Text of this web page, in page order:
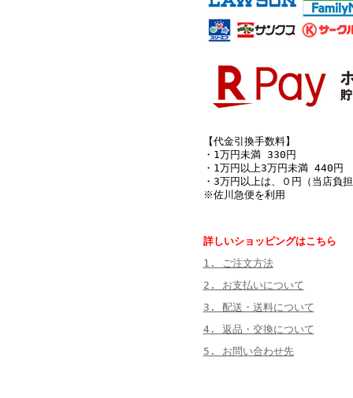
【代金引換手数料】
・1万円未満 330円
・1万円以上3万円未満 440円
・3万円以上は、０円（当店負
※佐川急便を利用
詳しいショッピングはこちら
1. ご注文方法
2. お支払いについて
3. 配送・送料について
4. 返品・交換について
5. お問い合わせ先